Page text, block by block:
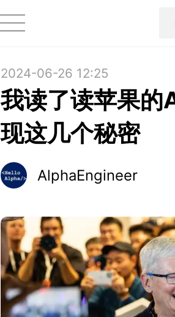
2024-06-26 12:25
我读了读苹果的
现这几个秘密
AlphaEngineer